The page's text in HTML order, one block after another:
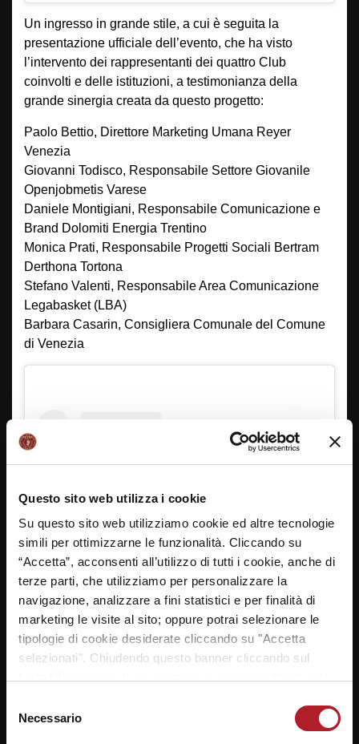
Questo sito web utilizza i cookie
Su questo sito web utilizziamo cookie ed altre tecnologie
simili per ottimizzarne le funzionalità. Cliccando su
“Accetta”, acconsenti all’utilizzo di tutti i cookie, anche di
terze parti, che utilizziamo per personalizzare la
navigazione, analizzare a fini statistici e per finalità di
marketing le visite al sito; oppure potrai selezionare le
tipologie di cookie desiderate cliccando su "Accetta
selezionati". Chiudendo questo banner cliccando sul
modificare le tue preferenze in ogni momento mediante il
link “Impostazione dei cookie” a fine pagina. Per ulteriori
delNecessario
Un ingresso in grande stile, a cui è seguita la
presentazione ufficiale dell’evento, che ha visto
l’intervento dei rappresentanti dei quattro Club
coinvolti e delle istituzioni, a testimonianza della
grande sinergia creata da questo progetto:
Paolo Bettio, Direttore Marketing Umana Reyer
Venezia
Giovanni Todisco, Responsabile Settore Giovanile
Openjobmetis Varese
Daniele Montigiani, Responsabile Comunicazione e
Brand Dolomiti Energia Trentino
Monica Prati, Responsabile Progetti Sociali Bertram
Derthona Tortona
Stefano Valenti, Responsabile Area Comunicazione
Legabasket (LBA)
Barbara Casarin, Consigliera Comunale del Comune
di Venezia
Visualizza questo post su Instagram